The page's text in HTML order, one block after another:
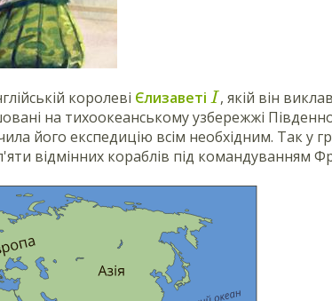
королеві Єлизаветі I , якій він
на тихоокеанському узбережжі
його експедицію всім необхідним. Так у
відмінних кораблів під командуванням